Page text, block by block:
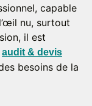
capable
nu, surtout
il est
audit & devis
besoins de la